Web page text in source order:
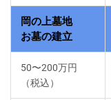
岡の上墓地
お墓の建立
50〜200万円
（税込）